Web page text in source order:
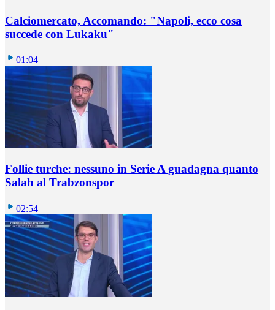
Calciomercato, Accomando: "Napoli, ecco cosa
succede con Lukaku"
01:04
Follie turche: nessuno in Serie A guadagna quanto
Salah al Trabzonspor
02:54